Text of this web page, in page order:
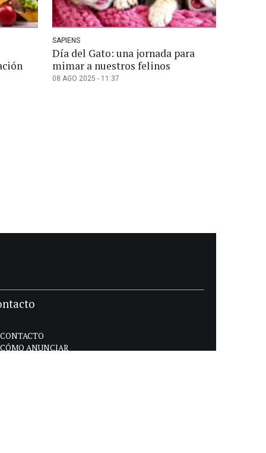
SAPIENS
Día del Gato: una jornada para
mimar a nuestros felinos
08 AGO 2025 - 11:37
CONTACTO
CÓMO ANUNCIAR